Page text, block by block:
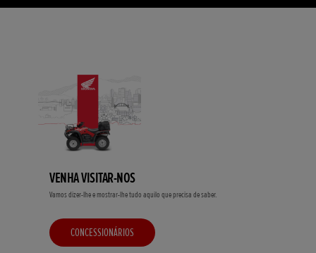
VENHA VISITAR-NOS
Vamos dizer-lhe e mostrar-lhe tudo aquilo que precisa de saber.
CONCESSIONÁRIOS